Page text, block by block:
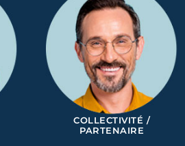
COLLECTIVITÉ /
PARTENAIRE